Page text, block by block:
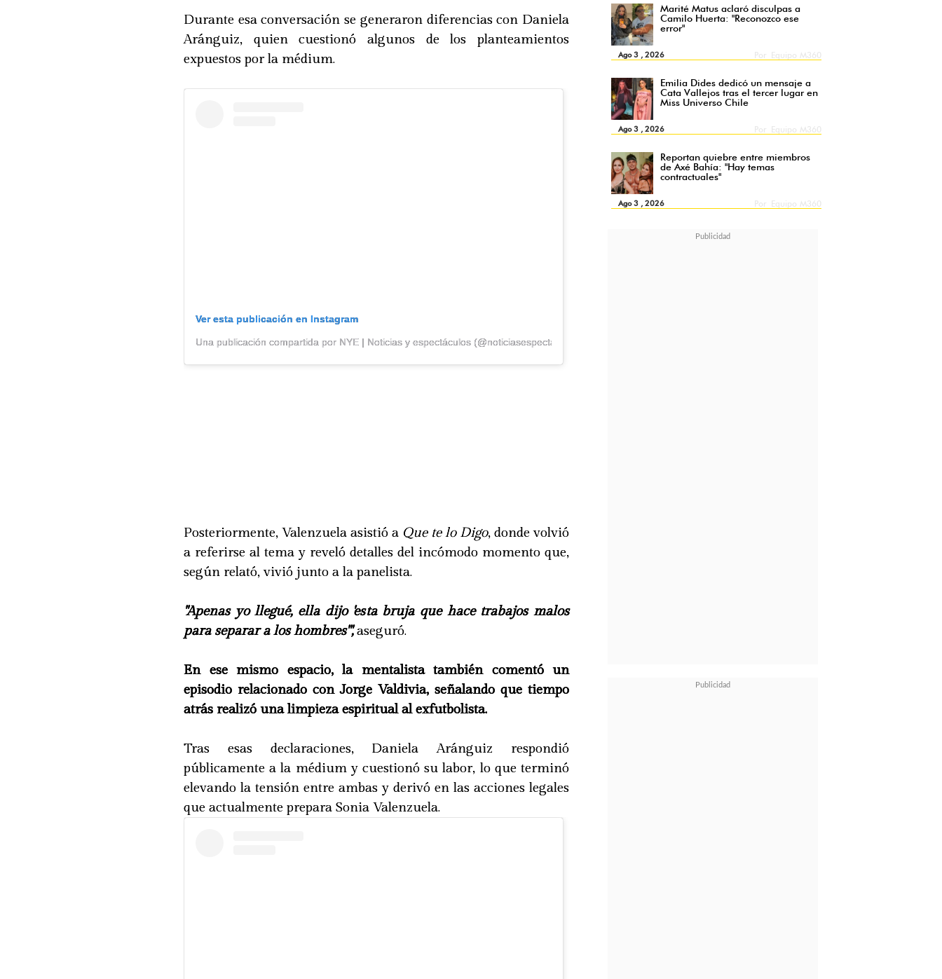
Marité Matus aclaró disculpas a
Camilo Huerta: "Reconozco ese
error"
Ago 3 , 2026
Emilia Dides dedicó un mensaje a
Cata Vallejos tras el tercer lugar en
Miss Universo Chile
Ago 3 , 2026
Reportan quiebre entre miembros
de Axé Bahía: "Hay temas
contractuales"
Ago 3 , 2026
Durante esa conversación se generaron diferencias con Daniela
Aránguiz, quien cuestionó algunos de los planteamientos
expuestos por la médium.
Ver esta publicación en Instagram
Una publicación compartida por NYE | Noticias y espectáculos (@noticiasespectaculo)
Posteriormente, Valenzuela asistió a Que te lo Digo, donde volvió
a referirse al tema y reveló detalles del incómodo momento que,
según relató, vivió junto a la panelista.
"Apenas yo llegué, ella dijo 'esta bruja que hace trabajos malos
para separar a los hombres'",aseguró.
En ese mismo espacio, la mentalista también comentó un
episodio relacionado con Jorge Valdivia, señalando que tiempo
atrás realizó una limpieza espiritual al exfutbolista.
Tras esas declaraciones, Daniela Aránguiz respondió
públicamente a la médium y cuestionó su labor, lo que terminó
elevando la tensión entre ambas y derivó en las acciones legales
que actualmente prepara Sonia Valenzuela.